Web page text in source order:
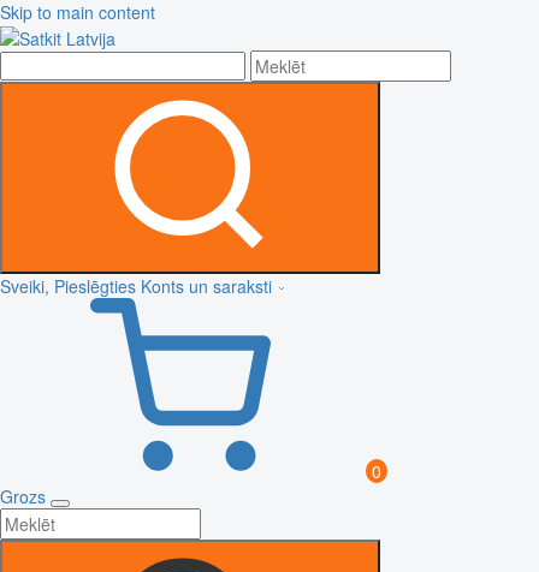
Skip to main content
Sveiki, Pieslēgties Konts un saraksti
0
Grozs